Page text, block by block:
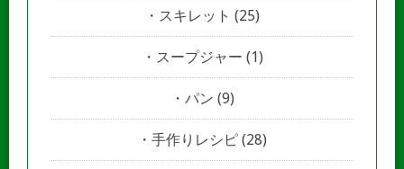
スキレット (25)
スープジャー (1)
パン (9)
手作りレシピ (28)